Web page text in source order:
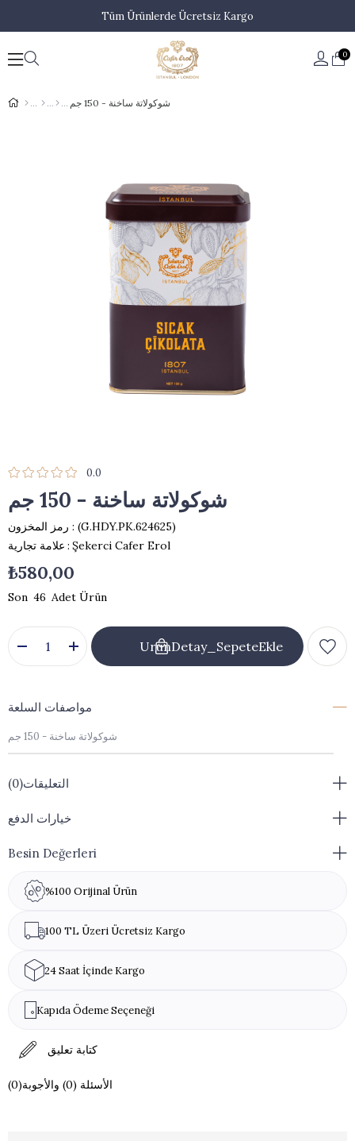
Tüm Ürünlerde Ücretsiz Kargo
0
شوكولاتة ساخنة - 150 جم
0.0
شوكولاتة ساخنة - 150 جم
رمز المخزون
(G.HDY.PK.624625)
علامة تجارية : Şekerci Cafer Erol
₺580,00
46
مواصفات السلعة
شوكولاتة ساخنة - 150 جم
التعليقات(0)
خيارات الدفع
Besin Değerleri
%100 Orijinal Ürün
100 TL Üzeri Ücretsiz Kargo
24 Saat İçinde Kargo
Kapıda Ödeme Seçeneği
كتابة تعليق
(0)الأسئلة (0) والأجوبة